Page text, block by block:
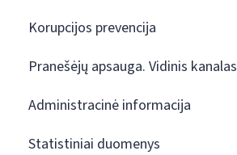
Korupcijos prevencija
Pranešėjų apsauga. Vidinis kanalas
Administracinė informacija
Statistiniai duomenys